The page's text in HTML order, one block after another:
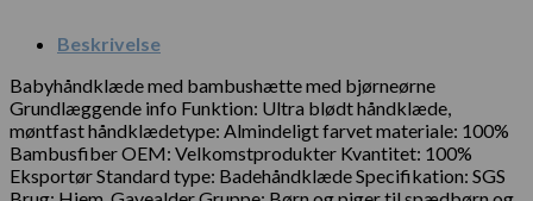
Beskrivelse
Babyhåndklæde med bambushætte med bjørneørne
Grundlæggende info Funktion: Ultra blødt håndklæde,
møntfast håndklædetype: Almindeligt farvet materiale: 100%
Bambusfiber OEM: Velkomstprodukter Kvantitet: 100%
Eksportør Standard type: Badehåndklæde Specifikation: SGS